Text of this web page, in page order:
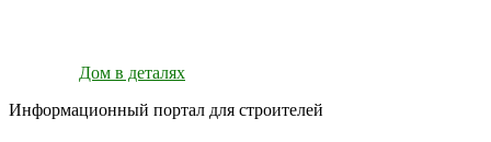
Дом в деталях
Информационный портал для строителей